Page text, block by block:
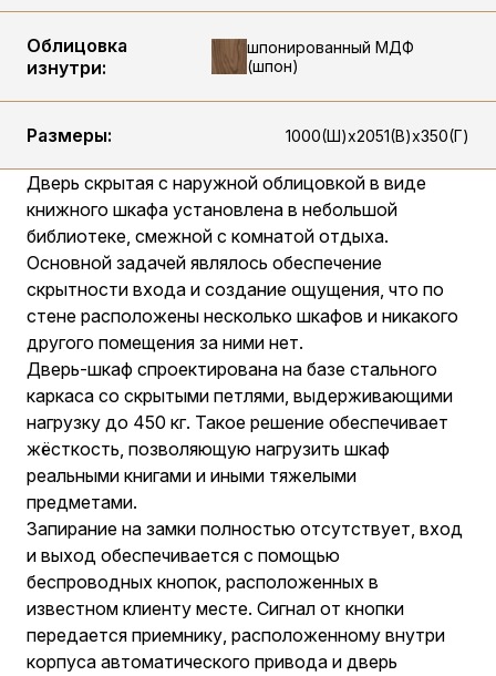
Облицовка
изнутри:
шпонированный МДФ
(шпон)
Размеры: 1000(Ш)х2051(В)х350(Г)
Дверь скрытая с наружной облицовкой в виде
книжного шкафа установлена в небольшой
библиотеке, смежной с комнатой отдыха.
Основной задачей являлось обеспечение
скрытности входа и создание ощущения, что по
стене расположены несколько шкафов и никакого
другого помещения за ними нет.
Дверь-шкаф спроектирована на базе стального
каркаса со скрытыми петлями, выдерживающими
нагрузку до 450 кг. Такое решение обеспечивает
жёсткость, позволяющую нагрузить шкаф
реальными книгами и иными тяжелыми
предметами.
Запирание на замки полностью отсутствует, вход
и выход обеспечивается с помощью
беспроводных кнопок, расположенных в
известном клиенту месте. Сигнал от кнопки
передается приемнику, расположенному внутри
корпуса автоматического привода и дверь